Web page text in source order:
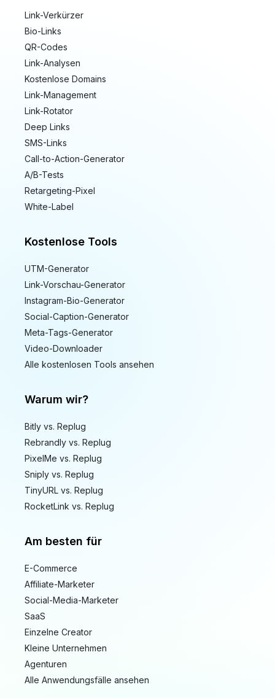
Link-Verkürzer
Bio-Links
QR-Codes
Link-Analysen
Kostenlose Domains
Link-Management
Link-Rotator
Deep Links
SMS-Links
Call-to-Action-Generator
A/B-Tests
Retargeting-Pixel
White-Label
Kostenlose Tools
UTM-Generator
Link-Vorschau-Generator
Instagram-Bio-Generator
Social-Caption-Generator
Meta-Tags-Generator
Video-Downloader
Alle kostenlosen Tools ansehen
Warum wir?
Bitly vs. Replug
Rebrandly vs. Replug
PixelMe vs. Replug
Sniply vs. Replug
TinyURL vs. Replug
RocketLink vs. Replug
Am besten für
E-Commerce
Affiliate-Marketer
Social-Media-Marketer
SaaS
Einzelne Creator
Kleine Unternehmen
Agenturen
Alle Anwendungsfälle ansehen